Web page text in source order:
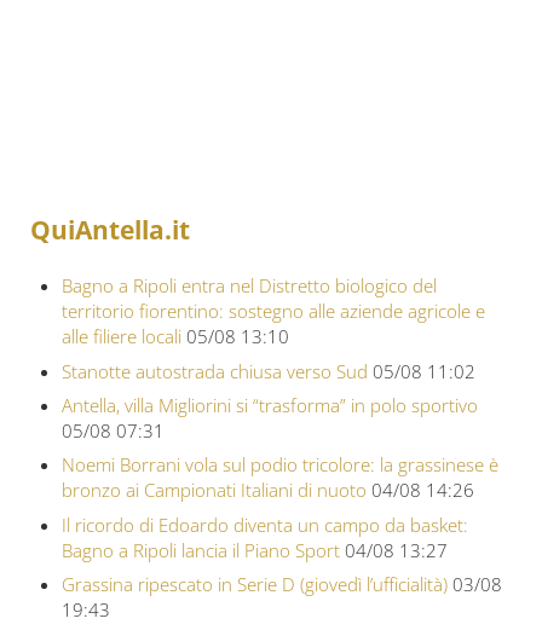
QuiAntella.it
Bagno a Ripoli entra nel Distretto biologico del
territorio fiorentino: sostegno alle aziende agricole e
alle filiere locali 05/08 13:10
Stanotte autostrada chiusa verso Sud 05/08 11:02
Antella, villa Migliorini si “trasforma” in polo sportivo
05/08 07:31
Noemi Borrani vola sul podio tricolore: la grassinese è
bronzo ai Campionati Italiani di nuoto 04/08 14:26
Il ricordo di Edoardo diventa un campo da basket:
Bagno a Ripoli lancia il Piano Sport 04/08 13:27
Grassina ripescato in Serie D (giovedì l’ufficialità) 03/08
19:43